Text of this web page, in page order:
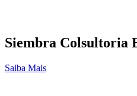
Siembra Colsultoria
Saiba Mais